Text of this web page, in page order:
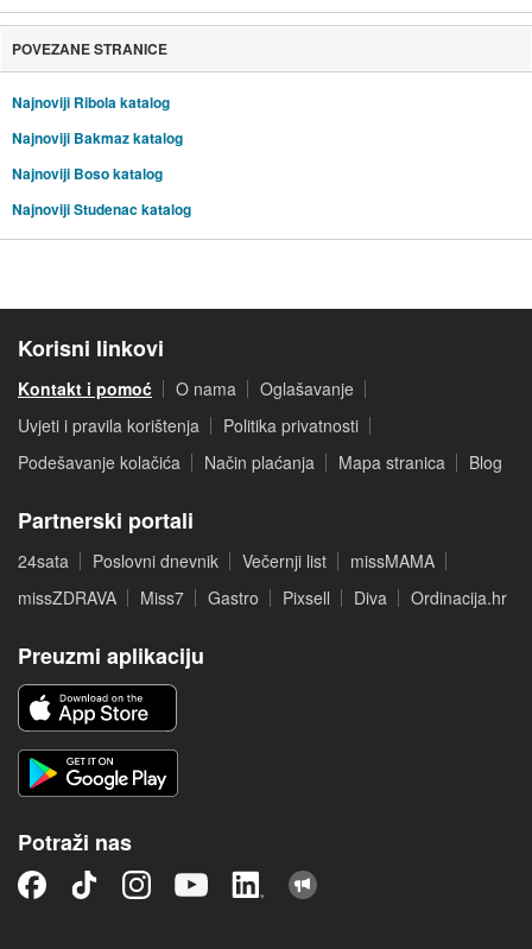
POVEZANE STRANICE
Najnoviji Ribola katalog
Najnoviji Bakmaz katalog
Najnoviji Boso katalog
Najnoviji Studenac katalog
Korisni linkovi
Kontakt i pomoć O nama
Oglašavanje
Uvjeti i pravila korištenja
Politika privatnosti
Podešavanje kolačića
Način plaćanja Mapa stranica Blog
Partnerski portali
24sata Poslovni dnevnik Večernji list
missMAMA
missZDRAVA
Miss7 Gastro Pixsell Diva Ordinacija.hr
Preuzmi aplikaciju
Potraži nas